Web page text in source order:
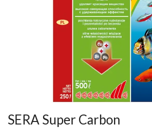
SERA Super Carbon